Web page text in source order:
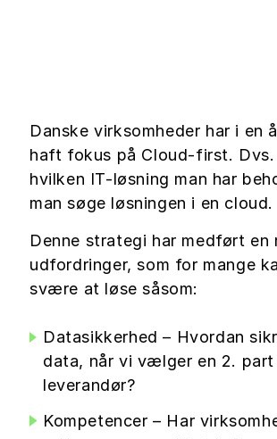
Danske virksomheder har i en
haft fokus på Cloud-first. Dvs.
hvilken IT-løsning man har
man søge løsningen i en cloud.
Denne strategi har medført
udfordringer, som for mange
svære at løse såsom:
Datasikkerhed – Hvordan
data, når vi vælger en 2.
leverandør?
Kompetencer – Har